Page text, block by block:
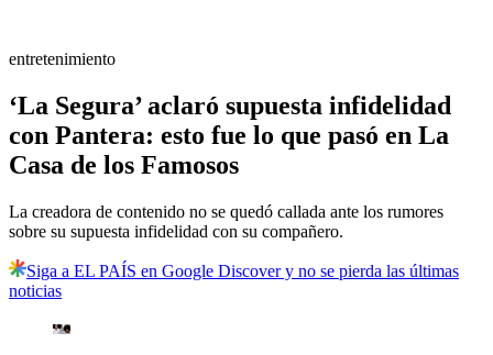
entretenimiento
‘La Segura’ aclaró supuesta infidelidad
con Pantera: esto fue lo que pasó en La
Casa de los Famosos
La creadora de contenido no se quedó callada ante los rumores
sobre su supuesta infidelidad con su compañero.
Siga a EL PAÍS en Google Discover y no se pierda las últimas
noticias